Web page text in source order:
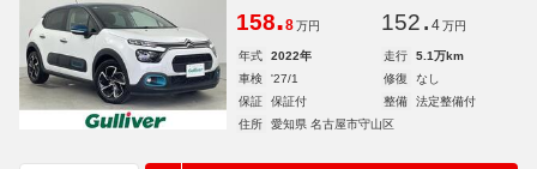
158.8 万円 152. 4 万円
年式 2022年 走行
5.1万km
車検
'27/1 修復
なし
保証
保証付 整備
法定整備付
住所
愛知県 名古屋市守山区